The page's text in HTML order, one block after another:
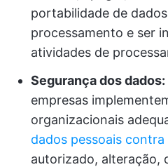
portabilidade de
processamento e ser
atividades de
Segurança dos dados:
empresas
organizacionais
dados pessoais contra
autorizado, alteração,